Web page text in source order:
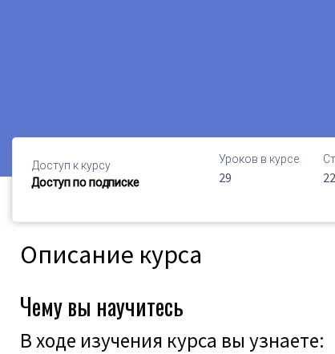
Доступ к курсу
Доступ по подписке
Уроков в курсе
29 22
Описание курса
Чему вы научитесь
В ходе изучения курса вы узнаете: